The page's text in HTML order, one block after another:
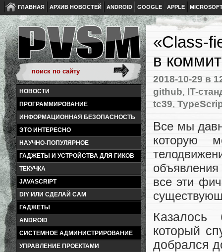
ГЛАВНАЯ АРХИВ НОВОСТЕЙ ANDROID GOOGLE APPLE
НОВОСТИ
ПРОГРАММИРОВАНИЕ
ИНФОРМАЦИОННАЯ БЕЗОПАСНОСТЬ
ЭТО ИНТЕРЕСНО
НАУЧНО-ПОПУЛЯРНОЕ
ГАДЖЕТЫ И УСТРОЙСТВА ДЛЯ ГИКОВ
ТЕКУЧКА
JAVASCRIPT
DIY ИЛИ СДЕЛАЙ САМ
ГАДЖЕТЫ
ANDROID
СИСТЕМНОЕ АДМИНИСТРИРОВАНИЕ
УПРАВЛЕНИЕ ПРОЕКТАМИ
«Class-
в
2018-10-29 в
github, IT-
tc39,
Все мы
которую
все эти
который
добрался